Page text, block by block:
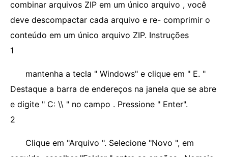
combinar arquivos ZIP em um único arquivo , você
deve descompactar cada arquivo e re- comprimir o
conteúdo em um único arquivo ZIP. Instruções
1
mantenha a tecla " Windows" e clique em " E. "
Destaque a barra de endereços na janela que se abre
e digite " C: \\ " no campo . Pressione " Enter".
2
Clique em "Arquivo ". Selecione "Novo ", em